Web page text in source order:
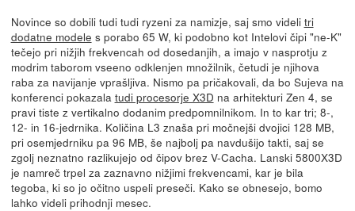
Novince so dobili tudi tudi ryzeni za namizje, saj smo videli tri
dodatne modele s porabo 65 W, ki podobno kot Intelovi čipi "ne-K"
tečejo pri nižjih frekvencah od dosedanjih, a imajo v nasprotju z
modrim taborom vseeno odklenjen množilnik, četudi je njihova
raba za navijanje vprašljiva. Nismo pa pričakovali, da bo Sujeva na
konferenci pokazala tudi procesorje X3D na arhitekturi Zen 4, se
pravi tiste z vertikalno dodanim predpomnilnikom. In to kar tri; 8-,
12- in 16-jedrnika. Količina L3 znaša pri močnejši dvojici 128 MB,
pri osemjedrniku pa 96 MB, še najbolj pa navdušijo takti, saj se
zgolj neznatno razlikujejo od čipov brez V-Cacha. Lanski 5800X3D
je namreč trpel za zaznavno nižjimi frekvencami, kar je bila
tegoba, ki so jo očitno uspeli preseči. Kako se obnesejo, bomo
lahko videli prihodnji mesec.